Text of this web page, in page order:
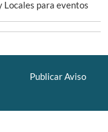
Locales para eventos
Publicar Aviso